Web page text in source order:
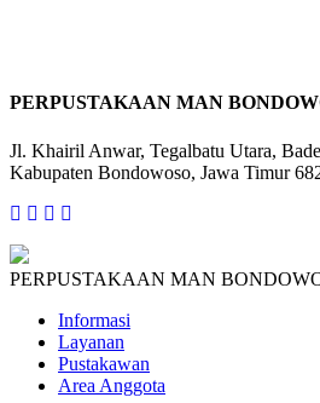
PERPUSTAKAAN MAN
Jl. Khairil Anwar, Tegalbatu Utara,
Kabupaten Bondowoso, Jawa Timur
PERPUSTAKAAN MAN
Informasi
Layanan
Pustakawan
Area Anggota